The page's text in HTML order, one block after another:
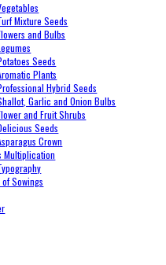
Mixture Seeds
and Bulbs
Seeds
Plants
Hybrid Seeds
Garlic and Onion Bulbs
and Fruit Shrubs
Seeds
Crown
Multiplication
Sowings